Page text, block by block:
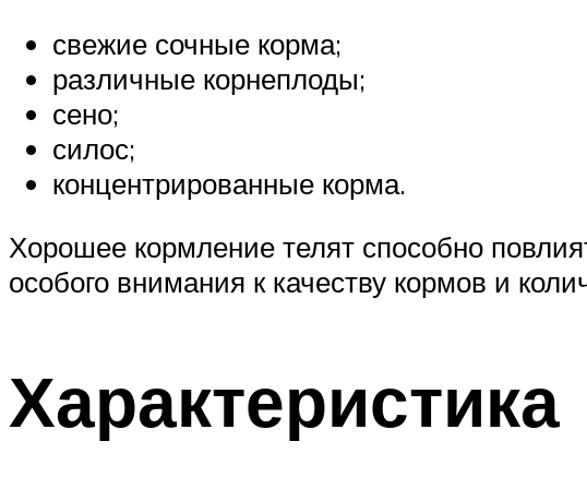
свежие сочные корма;
различные корнеплоды;
сено;
силос;
концентрированные корма.
Хорошее кормление телят способно
особого внимания к качеству кормов и
Характеристика